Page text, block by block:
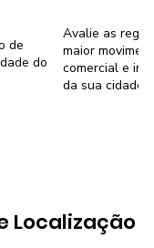
de
do
Avalie as
maior
comercial e
da sua cidade
Localização